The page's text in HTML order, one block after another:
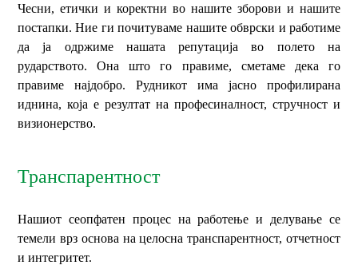
Чесни, етички и коректни во нашите зборови и нашите
постапки. Ние ги почитуваме нашите обврски и работиме
да ја одржиме нашата репутација во полето на
рударството. Она што го правиме, сметаме дека го
правиме најдобро. Рудникот има јасно профилирана
иднина, која е резултат на професиналност, стручност и
визионерство.
Транспарентност
Нашиот сеопфатен процес на работење и делување се
темели врз основа на целосна транспарентност, отчетност
и интегритет.